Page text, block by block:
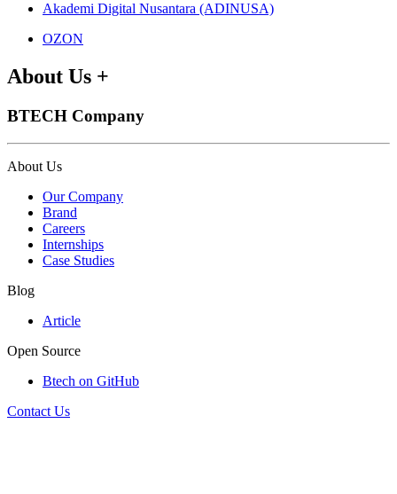
Akademi Digital Nusantara (ADINUSA)
OZON
About Us +
BTECH Company
About Us
Our Company
Brand
Careers
Internships
Case Studies
Blog
Article
Open Source
Btech on GitHub
Contact Us